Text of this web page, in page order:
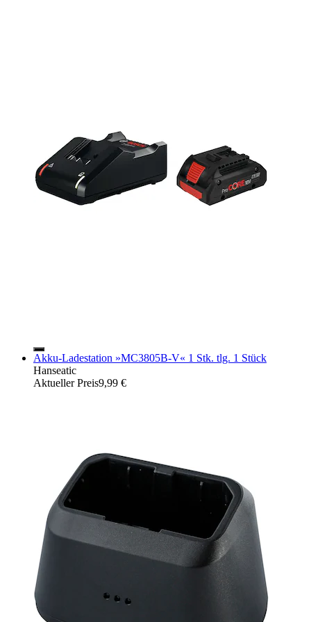
Akku-Ladestation »MC3805B-V« 1 Stk. tlg. 1 Stück
Hanseatic
Aktueller Preis9,99 €